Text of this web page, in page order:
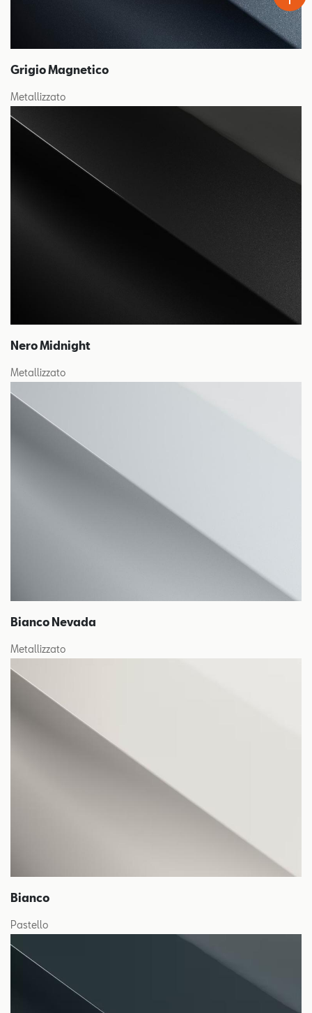
Grigio Magnetico
Metallizzato
Nero Midnight
Metallizzato
Bianco Nevada
Metallizzato
Bianco
Pastello